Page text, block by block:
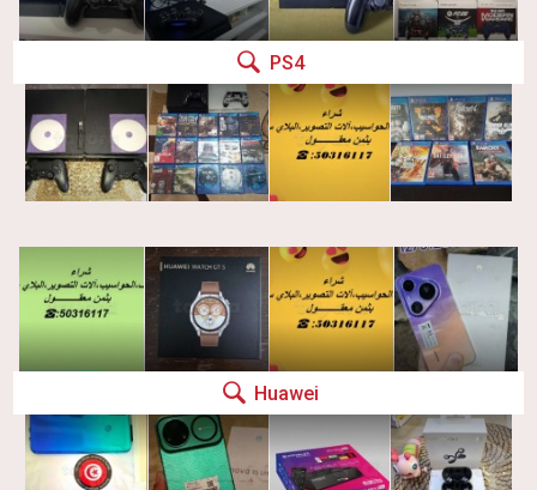
PS4
Huawei